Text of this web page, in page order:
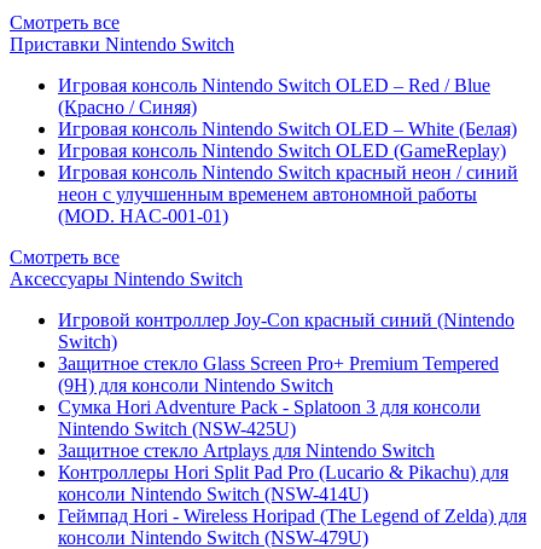
Смотреть все
Приставки Nintendo Switch
Игровая консоль Nintendo Switch OLED – Red / Blue
(Красно / Синяя)
Игровая консоль Nintendo Switch OLED – White (Белая)
Игровая консоль Nintendo Switch OLED (GameReplay)
Игровая консоль Nintendo Switch красный неон / синий
неон с улучшенным временем автономной работы
(MOD. HAC-001-01)
Смотреть все
Аксессуары Nintendo Switch
Игровой контроллер Joy-Con красный синий (Nintendo
Switch)
Защитное стекло Glass Screen Pro+ Premium Tempered
(9H) для консоли Nintendo Switch
Сумка Hori Adventure Pack - Splatoon 3 для консоли
Nintendo Switch (NSW-425U)
Защитное стекло Artplays для Nintendo Switch
Контроллеры Hori Split Pad Pro (Lucario & Pikachu) для
консоли Nintendo Switch (NSW-414U)
Геймпад Hori - Wireless Horipad (The Legend of Zelda) для
консоли Nintendo Switch (NSW-479U)